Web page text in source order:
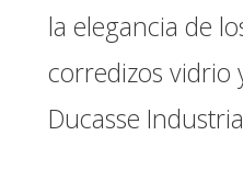
la elegancia de
corredizos vidrio
Ducasse